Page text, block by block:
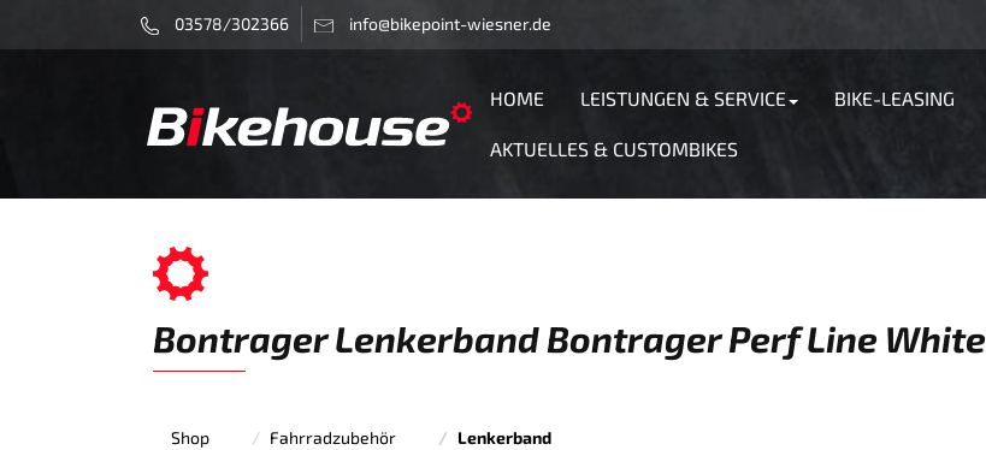
03578/302366 info@bikepoint-wiesner.de
HOME LEISTUNGEN & SERVICE BIKE-LEASING
AKTUELLES & CUSTOMBIKES
Bontrager Lenkerband Bontrager Perf Line White
Shop Fahrradzubehör Lenkerband